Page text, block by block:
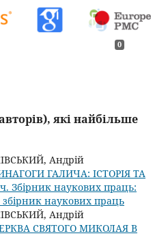
0
які найбільше
Андрій
ГАЛИЧА: ІСТОРІЯ ТА
Збірник наукових праць:
наукових праць
Андрій
СВЯТОГО МИКОЛАЯ В